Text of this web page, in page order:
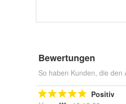
Bewertungen
So haben Kunden, die
Positiv